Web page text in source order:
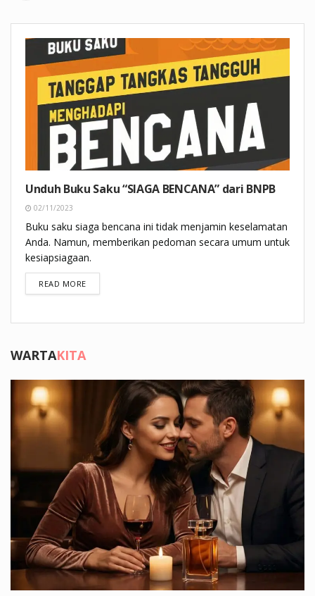
Unduh Buku Saku “SIAGA BENCANA” dari BNPB
02/11/2023
Buku saku siaga bencana ini tidak menjamin keselamatan
Anda. Namun, memberikan pedoman secara umum untuk
kesiapsiagaan.
READ MOREDETAILS
WARTAKITA